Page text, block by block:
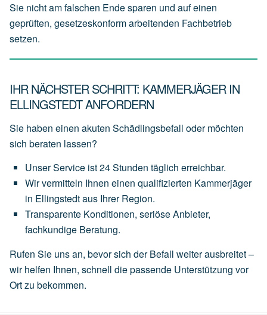
Sie nicht am falschen Ende sparen und auf einen
geprüften, gesetzeskonform arbeitenden Fachbetrieb
setzen.
IHR NÄCHSTER SCHRITT: KAMMERJÄGER IN
ELLINGSTEDT ANFORDERN
Sie haben einen akuten Schädlingsbefall oder möchten
sich beraten lassen?
UnserService ist24 Stunden täglich erreichbar.
Wirvermitteln Ihnen einen qualifizierten Kammerjäger
in Ellingstedtaus Ihrer Region.
Transparente Konditionen, seriöseAnbieter,
fachkundige Beratung.
Rufen Sie uns an, bevor sich der Befall weiter ausbreitet –
wir helfen Ihnen, schnell die passende Unterstützung vor
Ort zu bekommen.